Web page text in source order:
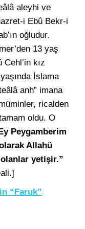
aleyhi ve
i Ebû Bekr-i
oğludur.
13 yaş
kız
İslama
anh” imana
ricalden
oldu. O
Peygamberim
Allahü
yetişir.”
“Faruk”